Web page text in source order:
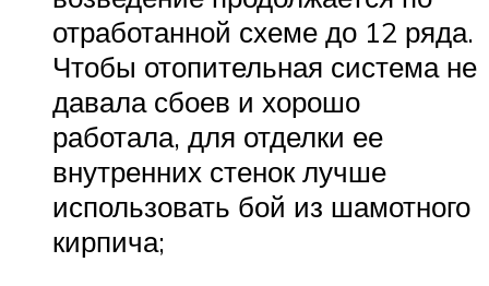
отработанной схеме до 12 ряда.
Чтобы отопительная система не
давала сбоев и хорошо
работала, для отделки ее
внутренних стенок лучше
использовать бой из шамотного
кирпича;